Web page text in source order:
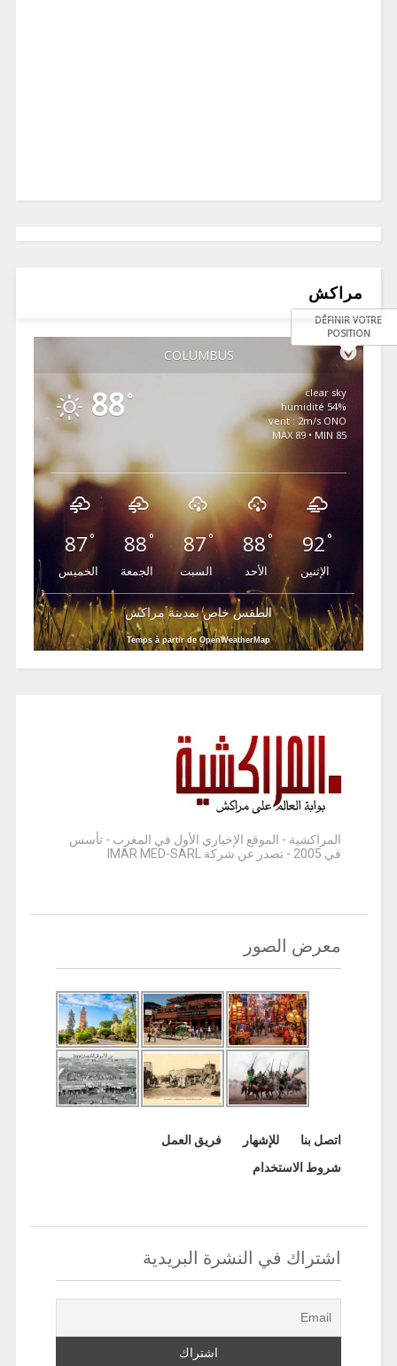
مراكش
COLUMBUS
DÉFINIR VOTRE
POSITION
88 °
clear sky
54% humidité
vent : 2m/s ONO
MAX 89 • MIN 85
87°
الخميس
88°
الجمعة
87°
السبت
88°
الأحد
92°
الإثنين
الطقس خاص بمدينة مراكش
Temps à partir de OpenWeatherMap
المراكشية - الموقع الإخباري الأول في المغرب - تأسس
في 2005 - تصدر عن شركة IMAR MED-SARL
معرض الصور
اتصل بنا للإشهار
فريق العمل
شروط الاستخدام
اشتراك في النشرة البريدية